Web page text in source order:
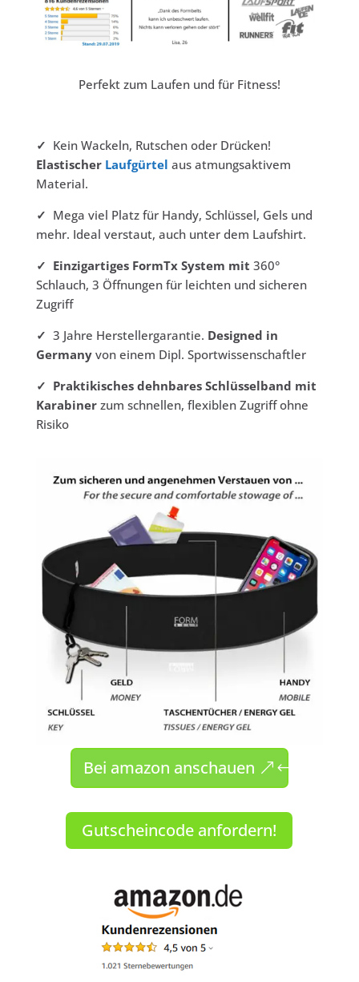
Perfekt zum Laufen und für Fitness!
✓ Kein Wackeln, Rutschen oder Drücken!
Elastischer Laufgürtel aus atmungsaktivem
Material.
✓ Mega viel Platz für Handy, Schlüssel, Gels und
mehr. Ideal verstaut, auch unter dem Laufshirt.
✓ Einzigartiges FormTx System mit 360°
Schlauch, 3 Öffnungen für leichten und sicheren
Zugriff
✓ 3 Jahre Herstellergarantie. Designed in
Germany von einem Dipl. Sportwissenschaftler
✓ Praktikisches dehnbares Schlüsselband mit
Karabinerzum schnellen, flexiblen Zugriff ohne
Risiko
Bei amazon anschauen
Gutscheincode anfordern!